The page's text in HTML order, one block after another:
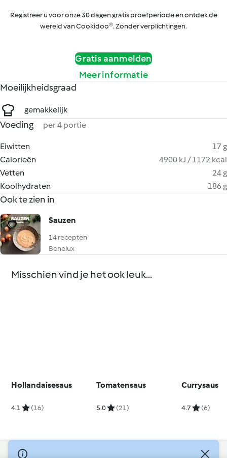
Registreer u voor onze 30 dagen gratis proefperiode en ontdek de
wereld van Cookidoo®. Zonder verplichtingen.
Gratis aanmelden
Meer informatie
Moeilijkheidsgraad
gemakkelijk
Voeding per 4 portie
Eiwitten
17 g
Calorieën
4900 kJ / 1172 kcal
Vetten
24 g
Koolhydraten
186 g
Ook te zien in
Sauzen
14 recepten
Benelux
Misschien vind je het ook leuk...
Hollandaisesaus
4.1 (16)
Tomatensaus
5.0 (21)
Currysaus
4.7 (6)